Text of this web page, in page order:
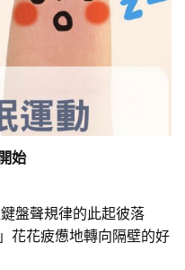
始
盤聲規律的此起彼落
花花疲憊地轉向隔壁的好